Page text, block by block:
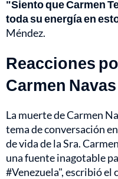
"Siento que Carmen
toda su energía en
Méndez.
Reacciones
Carmen Navas
La muerte de Carmen
tema de conversación
de vida de la Sra.
una fuente inagotable
#Venezuela", escribió el